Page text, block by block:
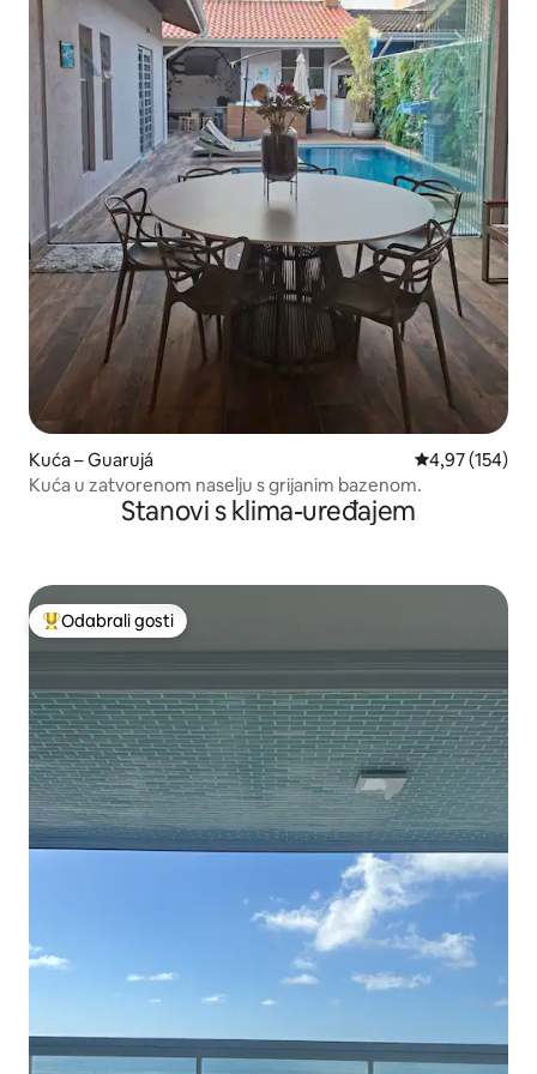
Kuća – Guarujá Prosječna
4,97 (154)
Kuća u zatvorenom naselju s grijanim bazenom.
Stanovi s klima-uređajem
Među najviše rangiranima s oznakom „Odabrali gosti”
Odabrali gosti